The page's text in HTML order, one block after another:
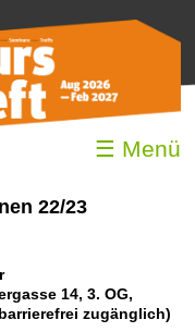
☰ Menü
22/23
14, 3. OG,
zugänglich)